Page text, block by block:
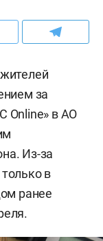
за
Online» в АО
Из-за
в
ранее